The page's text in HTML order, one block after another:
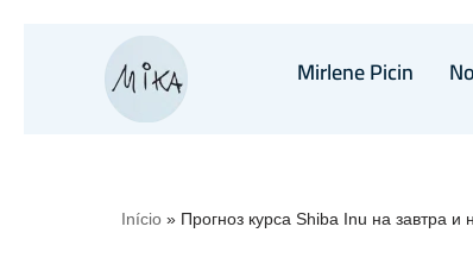
Mirlene Picin
Início » Прогноз курса Shiba Inu на завтра